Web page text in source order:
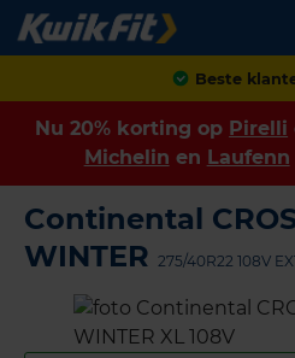
Achteraf
Nu 20% korting op Pirelli
Michelin en Laufenn
Continental
WINTER 275/40R22 108V